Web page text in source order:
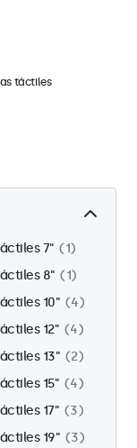
táctiles
7"
1
8"
1
10"
4
12"
4
13"
2
15"
4
17"
3
19"
3